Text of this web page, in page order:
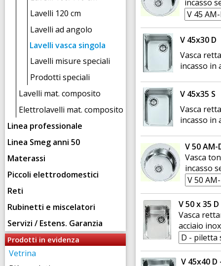
Lavelli 120 cm
Lavelli ad angolo
Lavelli vasca singola
Lavelli misure speciali
Prodotti speciali
Lavelli mat. composito
Elettrolavelli mat. composito
Linea professionale
Linea Smeg anni 50
Materassi
Piccoli elettrodomestici
Reti
Rubinetti e miscelatori
Servizi / Estens. Garanzia
Prodotti in evidenza
Vetrina
incasso
V 45x30 D
Vasca
incasso in
V 45x35 S
Vasca
incasso in
V 50
Vasca
incasso
V 50 x 35
Vasca
acciaio
V 45x40